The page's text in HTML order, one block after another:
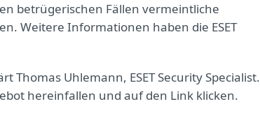
betrügerischen Fällen vermeintliche
Weitere Informationen haben die ESET
Thomas Uhlemann, ESET Security Specialist.
hereinfallen und auf den Link klicken.